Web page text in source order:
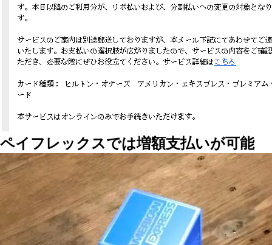
ペイフレックスでは増額支払いが可能